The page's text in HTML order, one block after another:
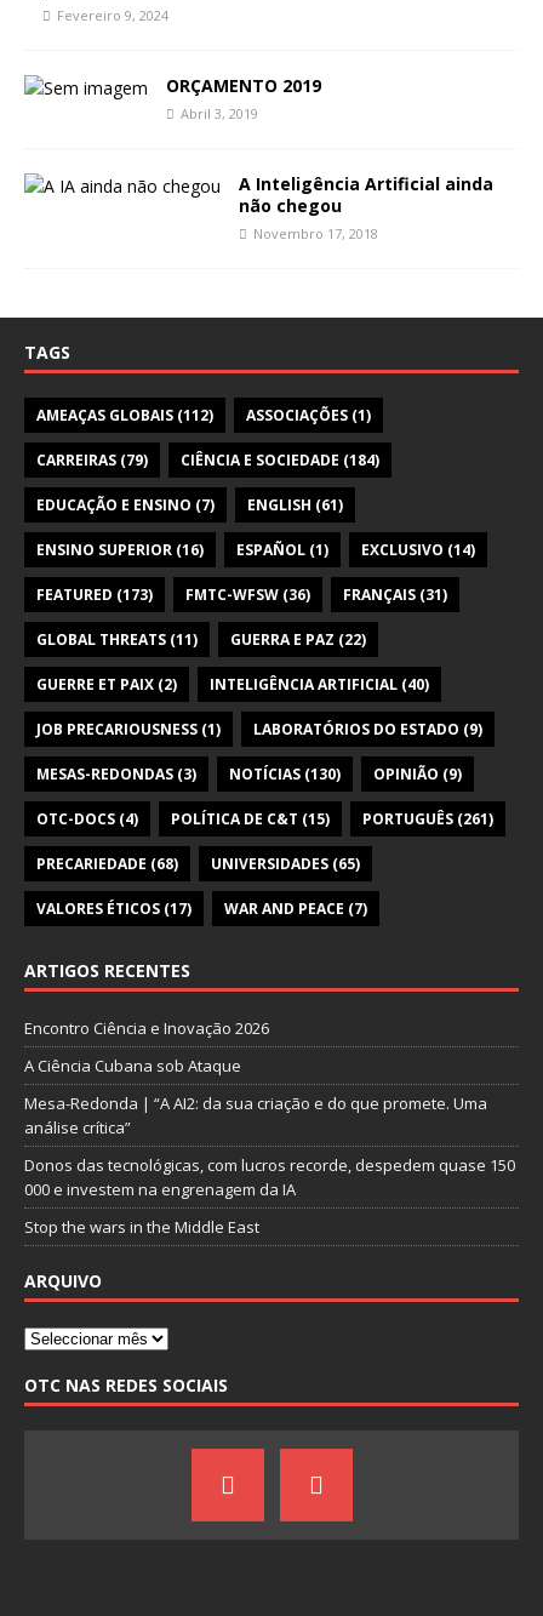
Fevereiro 9, 2024
ORÇAMENTO 2019
Abril 3, 2019
A Inteligência Artificial ainda
não chegou
Novembro 17, 2018
TAGS
AMEAÇAS GLOBAIS (112) ASSOCIAÇÕES (1)
CARREIRAS (79) CIÊNCIA E SOCIEDADE (184)
EDUCAÇÃO E ENSINO (7) ENGLISH (61)
ENSINO SUPERIOR (16) ESPAÑOL (1) EXCLUSIVO (14)
FEATURED (173) FMTC-WFSW (36) FRANÇAIS (31)
GLOBAL THREATS (11) GUERRA E PAZ (22)
GUERRE ET PAIX (2) INTELIGÊNCIA ARTIFICIAL (40)
JOB PRECARIOUSNESS (1) LABORATÓRIOS DO ESTADO (9)
MESAS-REDONDAS (3) NOTÍCIAS (130) OPINIÃO (9)
OTC-DOCS (4) POLÍTICA DE C&T (15) PORTUGUÊS (261)
PRECARIEDADE (68) UNIVERSIDADES (65)
VALORES ÉTICOS (17) WAR AND PEACE (7)
ARTIGOS RECENTES
Encontro Ciência e Inovação 2026
A Ciência Cubana sob Ataque
Mesa-Redonda | “A AI2: da sua criação e do que promete. Uma
análise crítica”
Donos das tecnológicas, com lucros recorde, despedem quase 150
000 e investem na engrenagem da IA
Stop the wars in the Middle East
ARQUIVO
OTC NAS REDES SOCIAIS